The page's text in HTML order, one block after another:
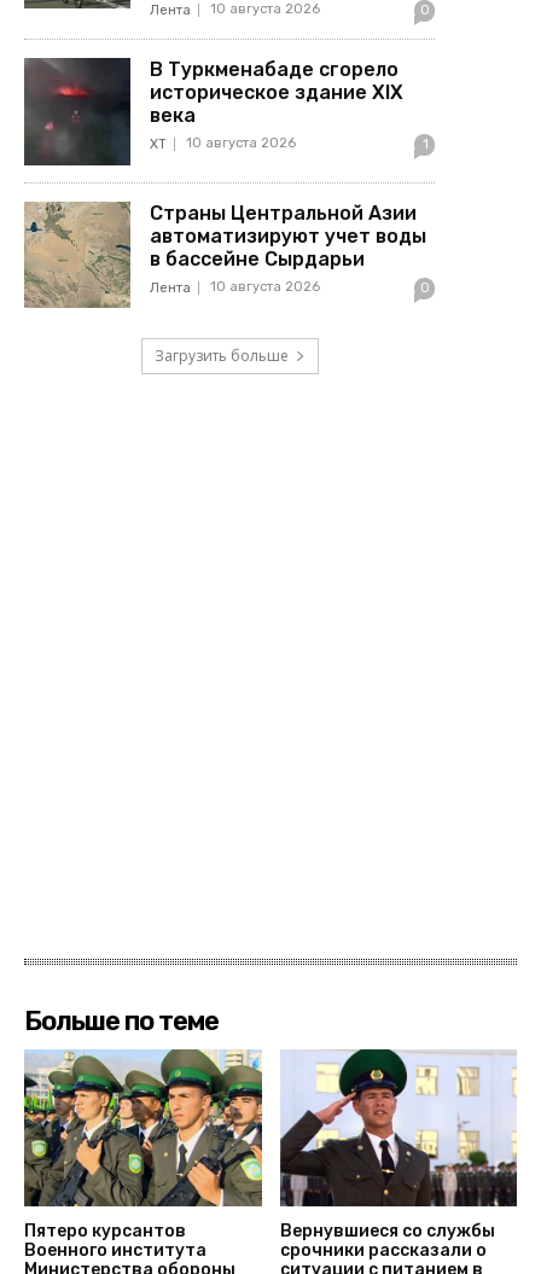
Лента 10 августа 2026 0
В Туркменабаде сгорело
историческое здание XIX
века
ХТ 10 августа 2026 1
Страны Центральной Азии
автоматизируют учет воды
в бассейне Сырдарьи
Лента 10 августа 2026 0
Загрузить больше
Больше по теме
Пятеро курсантов
Военного института
Министерства обороны
Вернувшиеся со службы
срочники рассказали о
ситуации с питанием в